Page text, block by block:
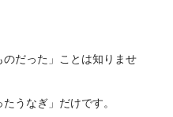
だった」ことは知りませ
うなぎ」だけです。